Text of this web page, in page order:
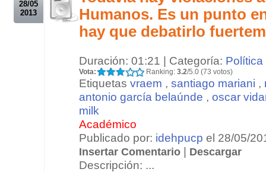
28/05
2013
Humanos. Es un punto
hay que debatirlo
Duración: 01:21 | Categoría: Política
Vota: Ranking: 3.2/5.0 (73 votos)
Etiquetas vraem , santiago mariani ,
antonio garcía belaúnde , oscar
milk
Académico
Publicado por: idehpucp el 28/05/
Insertar Comentario | Descargar
Descripción: ...